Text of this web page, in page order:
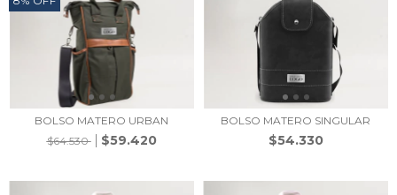
BOLSO MATERO URBAN
$64.530
$59.420
BOLSO MATERO SINGULAR
$54.330